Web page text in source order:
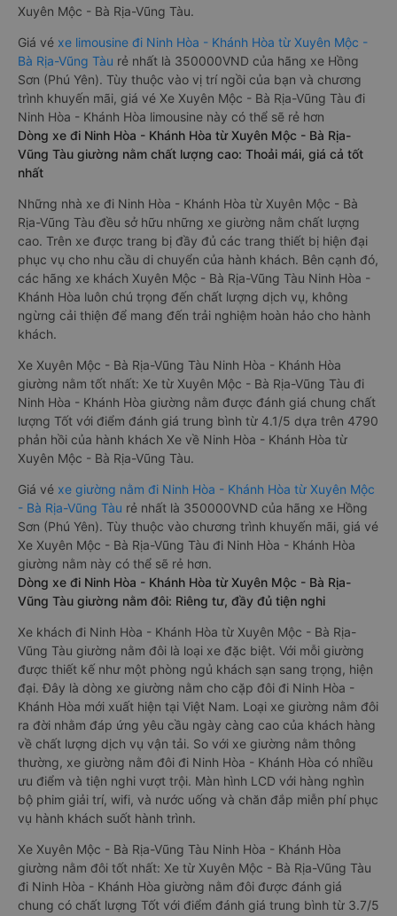
Xuyên Mộc - Bà Rịa-Vũng Tàu.
Giá vé xe limousine đi Ninh Hòa - Khánh Hòa từ Xuyên Mộc -
Bà Rịa-Vũng Tàu rẻ nhất là 350000VND của hãng xe Hồng
Sơn (Phú Yên). Tùy thuộc vào vị trí ngồi của bạn và chương
trình khuyến mãi, giá vé Xe Xuyên Mộc - Bà Rịa-Vũng Tàu đi
Ninh Hòa - Khánh Hòa limousine này có thể sẽ rẻ hơn
Dòng xe đi Ninh Hòa - Khánh Hòa từ Xuyên Mộc - Bà Rịa-
Vũng Tàu giường nằm chất lượng cao: Thoải mái, giá cả tốt
nhất
Những nhà xe đi Ninh Hòa - Khánh Hòa từ Xuyên Mộc - Bà
Rịa-Vũng Tàu đều sở hữu những xe giường nằm chất lượng
cao. Trên xe được trang bị đầy đủ các trang thiết bị hiện đại
phục vụ cho nhu cầu di chuyển của hành khách. Bên cạnh đó,
các hãng xe khách Xuyên Mộc - Bà Rịa-Vũng Tàu Ninh Hòa -
Khánh Hòa luôn chú trọng đến chất lượng dịch vụ, không
ngừng cải thiện để mang đến trải nghiệm hoàn hảo cho hành
khách.
Xe Xuyên Mộc - Bà Rịa-Vũng Tàu Ninh Hòa - Khánh Hòa
giường nằm tốt nhất: Xe từ Xuyên Mộc - Bà Rịa-Vũng Tàu đi
Ninh Hòa - Khánh Hòa giường nằm được đánh giá chung chất
lượng Tốt với điểm đánh giá trung bình từ 4.1/5 dựa trên 4790
phản hồi của hành khách Xe về Ninh Hòa - Khánh Hòa từ
Xuyên Mộc - Bà Rịa-Vũng Tàu.
Giá vé xe giường nằm đi Ninh Hòa - Khánh Hòa từ Xuyên Mộc
- Bà Rịa-Vũng Tàu rẻ nhất là 350000VND của hãng xe Hồng
Sơn (Phú Yên). Tùy thuộc vào chương trình khuyến mãi, giá vé
Xe Xuyên Mộc - Bà Rịa-Vũng Tàu đi Ninh Hòa - Khánh Hòa
giường nằm này có thể sẽ rẻ hơn.
Dòng xe đi Ninh Hòa - Khánh Hòa từ Xuyên Mộc - Bà Rịa-
Vũng Tàu giường nằm đôi: Riêng tư, đầy đủ tiện nghi
Xe khách đi Ninh Hòa - Khánh Hòa từ Xuyên Mộc - Bà Rịa-
Vũng Tàu giường nằm đôi là loại xe đặc biệt. Với mỗi giường
được thiết kế như một phòng ngủ khách sạn sang trọng, hiện
đại. Đây là dòng xe giường nằm cho cặp đôi đi Ninh Hòa -
Khánh Hòa mới xuất hiện tại Việt Nam. Loại xe giường nằm đôi
ra đời nhằm đáp ứng yêu cầu ngày càng cao của khách hàng
về chất lượng dịch vụ vận tải. So với xe giường nằm thông
thường, xe giường nằm đôi đi Ninh Hòa - Khánh Hòa có nhiều
ưu điểm và tiện nghi vượt trội. Màn hình LCD với hàng nghìn
bộ phim giải trí, wifi, và nước uống và chăn đắp miễn phí phục
vụ hành khách suốt hành trình.
Xe Xuyên Mộc - Bà Rịa-Vũng Tàu Ninh Hòa - Khánh Hòa
giường nằm đôi tốt nhất: Xe từ Xuyên Mộc - Bà Rịa-Vũng Tàu
đi Ninh Hòa - Khánh Hòa giường nằm đôi được đánh giá
chung có chất lượng Tốt với điểm đánh giá trung bình từ 3.7/5